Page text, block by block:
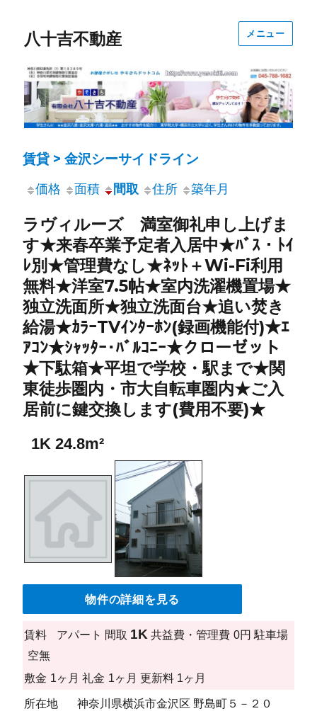
八十吉不動産 メニュー
賃貸 > 金沢シーサイドライン
価格 面積 間取 住所 築年月
ラヴィルーズ 満室御礼申し上げま
す★来春卒業予定者入居中★ﾊﾞｽ・ﾄｲ
ﾚ別★管理費なし★ﾈｯﾄ＋Wi-Fi利用
無料★洋室7.5帖★室内洗濯機置場★
独立洗面所★独立洗面台★追い焚き
給湯★ｶﾗｰTVｲﾝﾀｰﾎﾝ(録画機能付)★ｴ
ｱｺﾝ★ｼｬｯﾀｰ･ﾊﾞﾙｺﾆｰ★クローゼット
★下駄箱★平坦で学校・駅まで★関
東徒歩圏内・市大自転車圏内★ご入
居前に鍵交換します(費用不要)★
1K 24.8m²
物件の詳細を見る
賃料 アパート 間取 1K 共益費・管理費 0円 駐車場
空無
敷金 1ヶ月 礼金 1ヶ月 更新料 1ヶ月
所在地
神奈川県横浜市金沢区 野島町５－２０